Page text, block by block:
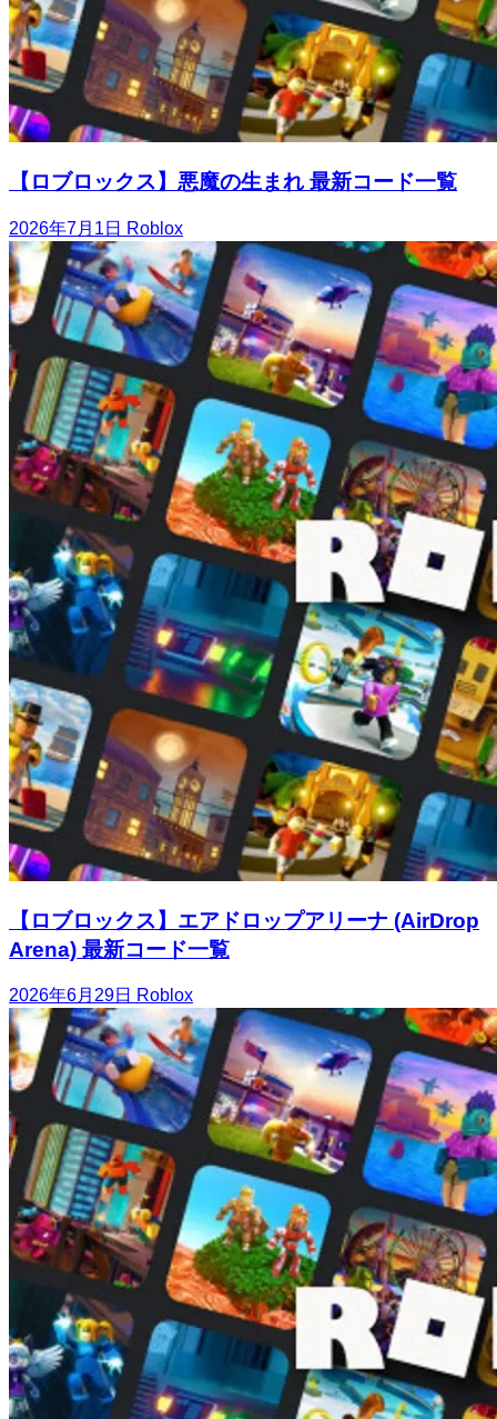
【ロブロックス】悪魔の生まれ 最新コード一覧
2026年7月1日 Roblox
【ロブロックス】エアドロップアリーナ (AirDrop
Arena) 最新コード一覧
2026年6月29日 Roblox